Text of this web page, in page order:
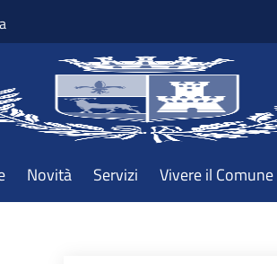
Novità Servizi Vivere il Comune